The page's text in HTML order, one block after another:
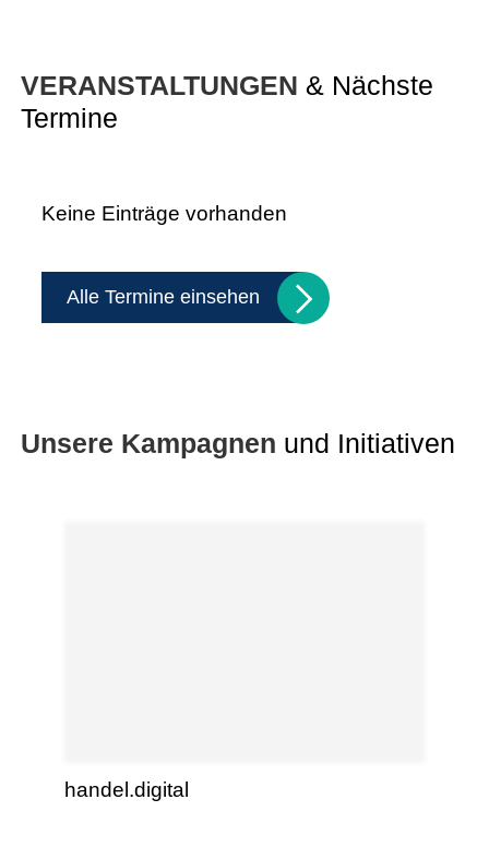
VERANSTALTUNGEN & Nächste
Termine
Keine Einträge vorhanden
Alle Termine einsehen
Unsere Kampagnen und Initiativen
handel.digital